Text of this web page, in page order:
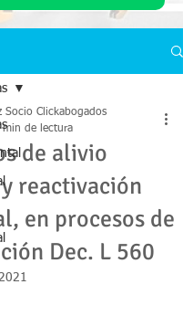
de alivio
reactivación
en procesos de
Dec. L 560
Socio Clickabogados
min de lectura